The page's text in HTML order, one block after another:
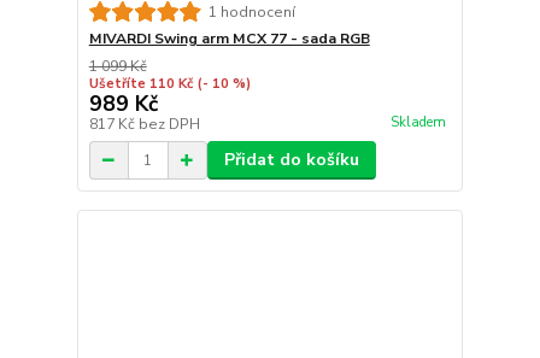
1 hodnocení
MIVARDI Swing arm MCX 77 - sada RGB
1 099 Kč
Ušetříte 110 Kč (- 10 %)
989 Kč
817 Kč bez DPH Skladem
Přidat do košíku